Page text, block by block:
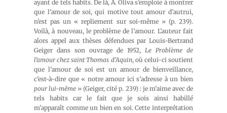
ayant de tels habits. De là, A. Oliva s’emploie à montrer
que l’amour de soi, qui motive tout amour d’autrui,
n’est pas un « repliement sur soi-même » (p. 239).
Voilà, à nouveau, le problème de l’amour. L’auteur fait
alors appel aux thèses défendues par Louis-Bertrand
Geiger dans son ouvrage de 1952, Le Problème de
l’amour chez saint Thomas d’Aquin, où celui-ci soutient
que l’amour de soi est un amour de bienveillance,
c’est-à-dire que « notre amour ici s’adresse à un bien
pour lui-même » (Geiger, cité p. 239) : je m’aime avec de
tels habits car le fait que je sois ainsi habillé
m’apparaît comme un bien en soi. Cette interprétation